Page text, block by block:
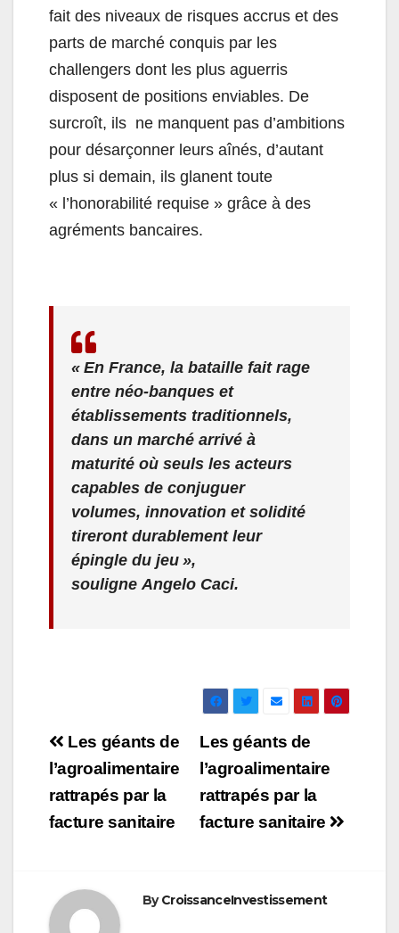
fait des niveaux de risques accrus et des
parts de marché conquis par les
challengers dont les plus aguerris
disposent de positions enviables. De
surcroît, ils ne manquent pas d’ambitions
pour désarçonner leurs aînés, d’autant
plus si demain, ils glanent toute
« l’honorabilité requise » grâce à des
agréments bancaires.
« En France, la bataille fait rage
entre néo-banques et
établissements traditionnels,
dans un marché arrivé à
maturité où seuls les acteurs
capables de conjuguer
volumes, innovation et solidité
tireront durablement leur
épingle du jeu »,
souligne Angelo Caci.
Navigation
de
l’article
Les géants de
l’agroalimentaire
rattrapés par la
facture sanitaire
Les géants de
l’agroalimentaire
rattrapés par la
facture sanitaire
ByCroissanceInvestissement